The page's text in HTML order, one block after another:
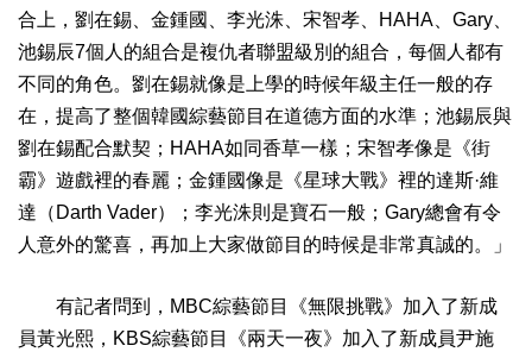
合上，劉在錫、金鍾國、李光洙、宋智孝、HAHA、Gary、
池錫辰7個人的組合是複仇者聯盟級別的組合，每個人都有
不同的角色。劉在錫就像是上學的時候年級主任一般的存
在，提高了整個韓國綜藝節目在道德方面的水準；池錫辰與
劉在錫配合默契；HAHA如同香草一樣；宋智孝像是《街
霸》遊戲裡的春麗；金鍾國像是《星球大戰》裡的達斯·維
達（Darth Vader）；李光洙則是寶石一般；Gary總會有令
人意外的驚喜，再加上大家做節目的時候是非常真誠的。」
有記者問到，MBC綜藝節目《無限挑戰》加入了新成
員黃光熙，KBS綜藝節目《兩天一夜》加入了新成員尹施